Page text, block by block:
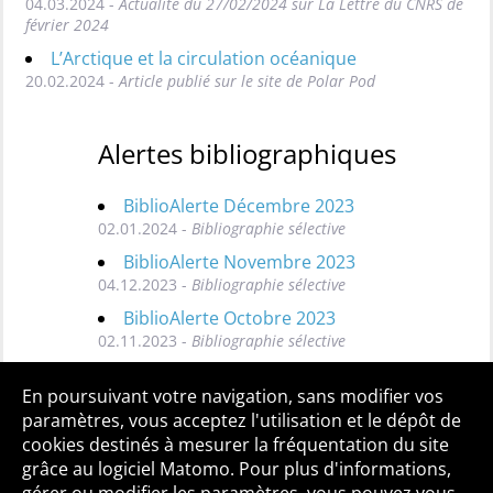
février 2024
L’Arctique et la circulation océanique
20.02.2024 - Article publié sur le site de Polar Pod
Alertes bibliographiques
BiblioAlerte Décembre 2023
02.01.2024 - Bibliographie sélective
BiblioAlerte Novembre 2023
04.12.2023 - Bibliographie sélective
BiblioAlerte Octobre 2023
02.11.2023 - Bibliographie sélective
Toutes les BiblioAlertes
Qui sommes-nous ? Mentions légales
Accessibilité
En poursuivant votre navigation, sans modifier vos
paramètres, vous acceptez l'utilisation et le dépôt de
cookies destinés à mesurer la fréquentation du site
grâce au logiciel Matomo. Pour plus d'informations,